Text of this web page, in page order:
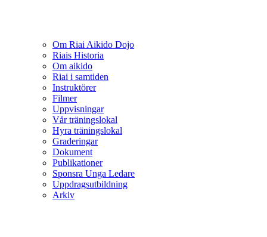
Om Riai Aikido Dojo
Riais Historia
Om aikido
Riai i samtiden
Instruktörer
Filmer
Uppvisningar
Vår träningslokal
Hyra träningslokal
Graderingar
Dokument
Publikationer
Sponsra Unga Ledare
Uppdragsutbildning
Arkiv